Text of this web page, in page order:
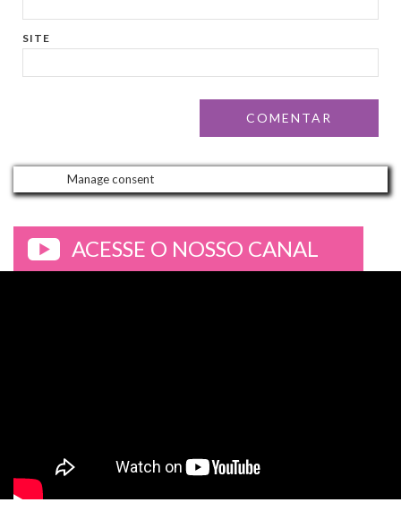
SITE
Manage consent
ACESSE O NOSSO CANAL